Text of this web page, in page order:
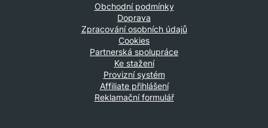
Obchodní podmínky
Doprava
Zpracování osobních údajů
Cookies
Partnerská spolupráce
Ke stažení
Provizní systém
Affiliate přihlášení
Reklamační formulář